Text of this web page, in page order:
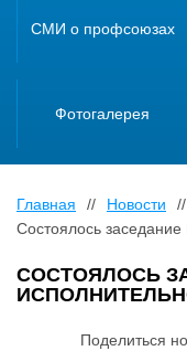
СМИ о профсоюзах
Фотогалерея
Главная // Новости //
Состоялось
СОСТОЯЛОСЬ
Поделиться